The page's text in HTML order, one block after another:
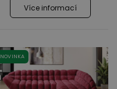
Více informací
NOVINKA